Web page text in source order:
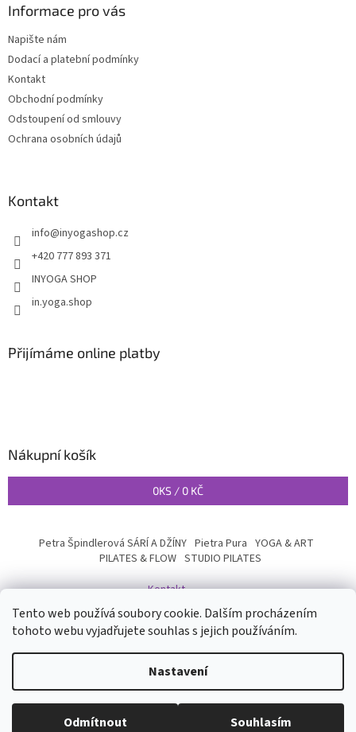
Tento web používá soubory cookie. Dalším procházením
tohoto webu vyjadřujete souhlas s jejich používáním.
Nastavení
Odmítnout Souhlasím
Informace pro vás
Napište nám
Dodací a platební podmínky
Kontakt
Obchodní podmínky
Odstoupení od smlouvy
Ochrana osobních údajů
Kontakt
info@inyogashop.cz
+420 777 893 371
INYOGA SHOP
in.yoga.shop
Přijímáme online platby
Nákupní košík
0KS / 0 KČ
Petra Špindlerová SÁRÍ A DŽÍNY Pietra Pura YOGA & ART
PILATES & FLOW STUDIO PILATES
Kontakt
Copyright 2026INYOGA SHOP. Všechna práva vyhrazena.Upravit